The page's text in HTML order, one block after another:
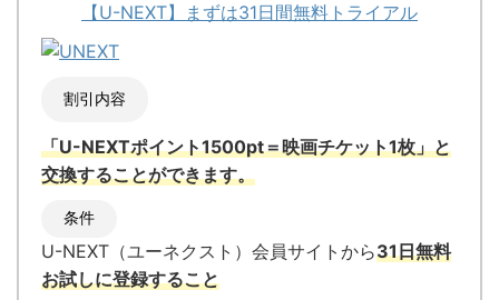
【U-NEXT】まずは31日間無料トライアル
割引内容
「U-NEXTポイント1500pt＝映画チケット1枚」と
交換することができます。
条件
U-NEXT（ユーネクスト）会員サイトから31日無料
お試しに登録すること